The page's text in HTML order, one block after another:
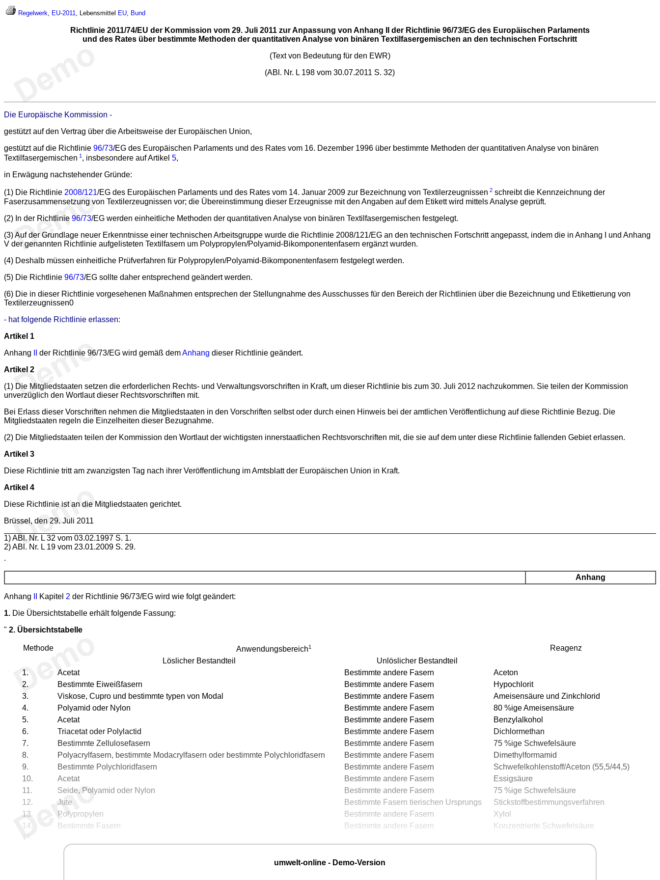
Regelwerk, EU-2011, Lebensmittel EU, Bund
Richtlinie 2011/74/EU der Kommission vom 29. Juli 2011 zur Anpassung von Anhang II der Richtlinie 96/73/EG des Europäischen Parlaments
und des Rates über bestimmte Methoden der quantitativen Analyse von binären Textilfasergemischen an den technischen Fortschritt
(Text von Bedeutung für den EWR)
(ABl. Nr. L 198 vom 30.07.2011 S. 32)
Die Europäische Kommission -
gestützt auf den Vertrag über die Arbeitsweise der Europäischen Union,
gestützt auf die Richtlinie 96/73/EG des Europäischen Parlaments und des Rates vom 16. Dezember 1996 über bestimmte Methoden der quantitativen Analyse von binären
Textilfasergemischen 1 , insbesondere auf Artikel 5,
in Erwägung nachstehender Gründe:
(1) Die Richtlinie 2008/121/EG des Europäischen Parlaments und des Rates vom 14. Januar 2009 zur Bezeichnung von Textilerzeugnissen 2 schreibt die Kennzeichnung der
Faserzusammensetzung von Textilerzeugnissen vor; die Übereinstimmung dieser Erzeugnisse mit den Angaben auf dem Etikett wird mittels Analyse geprüft.
(2) In der Richtlinie 96/73/EG werden einheitliche Methoden der quantitativen Analyse von binären Textilfasergemischen festgelegt.
(3) Auf der Grundlage neuer Erkenntnisse einer technischen Arbeitsgruppe wurde die Richtlinie 2008/121/EG an den technischen Fortschritt angepasst, indem die in Anhang I und Anhang
V der genannten Richtlinie aufgelisteten Textilfasern um Polypropylen/Polyamid-Bikomponentenfasern ergänzt wurden.
(4) Deshalb müssen einheitliche Prüfverfahren für Polypropylen/Polyamid-Bikomponentenfasern festgelegt werden.
(5) Die Richtlinie 96/73/EG sollte daher entsprechend geändert werden.
(6) Die in dieser Richtlinie vorgesehenen Maßnahmen entsprechen der Stellungnahme des Ausschusses für den Bereich der Richtlinien über die Bezeichnung und Etikettierung von
Textilerzeugnissen0
- hat folgende Richtlinie erlassen:
Artikel 1
Anhang
der Richtlinie 96/73/EG wird gemäß demAnhang dieser Richtlinie geändert.
Artikel 2
(1) Die Mitgliedstaaten setzen die erforderlichen Rechts- und Verwaltungsvorschriften in Kraft, um dieser Richtlinie bis zum 30. Juli 2012 nachzukommen. Sie teilen der Kommission
unverzüglich den Wortlaut dieser Rechtsvorschriften mit.
Bei Erlass dieser Vorschriften nehmen die Mitgliedstaaten in den Vorschriften selbst oder durch einen Hinweis bei der amtlichen Veröffentlichung auf diese Richtlinie Bezug. Die
Mitgliedstaaten regeln die Einzelheiten dieser Bezugnahme.
(2) Die Mitgliedstaaten teilen der Kommission den Wortlaut der wichtigsten innerstaatlichen Rechtsvorschriften mit, die sie auf dem unter diese Richtlinie fallenden Gebiet erlassen.
Artikel 3
Diese Richtlinie tritt am zwanzigsten Tag nach ihrer Veröffentlichung im Amtsblatt der Europäischen Union in Kraft.
Artikel 4
Diese Richtlinie ist an die Mitgliedstaaten gerichtet.
Brüssel, den 29. Juli 2011
1) ABl. Nr. L 32 vom 03.02.1997 S. 1.
2) ABl. Nr. L 19 vom 23.01.2009 S. 29.
.
Anhang
Anhang Kapitel 2 der Richtlinie 96/73/EG wird wie folgt geändert:
1. Die Übersichtstabelle erhält folgende Fassung:
" 2. Übersichtstabelle
Methode Anwendungsbereich1
Reagenz
Löslicher Bestandteil
Unlöslicher Bestandteil
1.
Acetat Bestimmte andere Fasern
Aceton
2.
Bestimmte Eiweißfasern Bestimmte andere Fasern
Hypochlorit
3.
Viskose, Cupro und bestimmte typen von Modal Bestimmte andere Fasern
Ameisensäure und Zinkchlorid
4.
Polyamid oder Nylon Bestimmte andere Fasern
80 %ige Ameisensäure
5.
Acetat Bestimmte andere Fasern
Benzylalkohol
6.
Triacetat oder Polylactid Bestimmte andere Fasern
Dichlormethan
7.
Bestimmte Zellulosefasern Bestimmte andere Fasern
75 %ige Schwefelsäure
8.
Polyacrylfasern, bestimmte Modacrylfasern oder bestimmte Polychloridfasern Bestimmte andere Fasern
Dimethylformamid
9.
Bestimmte Polychloridfasern Bestimmte andere Fasern
Schwefelkohlenstoff/Aceton (55,5/44,5)
10.
Acetat Bestimmte andere Fasern
Essigsäure
11.
Seide, Polyamid oder Nylon Bestimmte andere Fasern
75 %ige Schwefelsäure
12.
Jute Bestimmte Fasern tierischen Ursprungs
Stickstoffbestimmungsverfahren
13.
Polypropylen Bestimmte andere Fasern
Xylol
14.
Bestimmte Fasern Bestimmte andere Fasern
Konzentrierte Schwefelsäure
15.
umwelt-online - Demo-Version